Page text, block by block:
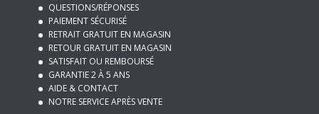
QUESTIONS/RÉPONSES
PAIEMENT SÉCURISÉ
RETRAIT GRATUIT EN MAGASIN
RETOUR GRATUIT EN MAGASIN
SATISFAIT OU REMBOURSÉ
GARANTIE 2 À 5 ANS
AIDE & CONTACT
NOTRE SERVICE APRÈS VENTE